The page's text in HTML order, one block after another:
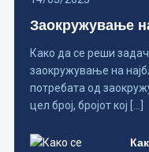
Заокружување
Како да се реши
заокружување на
потребата од
цел број, бројот кој […]